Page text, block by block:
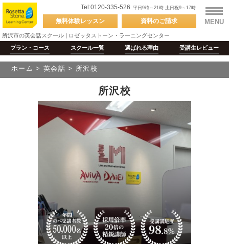
所沢市の英会話スクール | ロゼッタストーン・ラーニングセンター
Tel:0120-335-526 平日9時～21時 土日祝9～17時
無料体験レッスン 資料のご請求
プラン・コース スクール一覧 選ばれる理由 受講生レビュー
MENU
ホーム > 英会話 > 所沢校
所沢校